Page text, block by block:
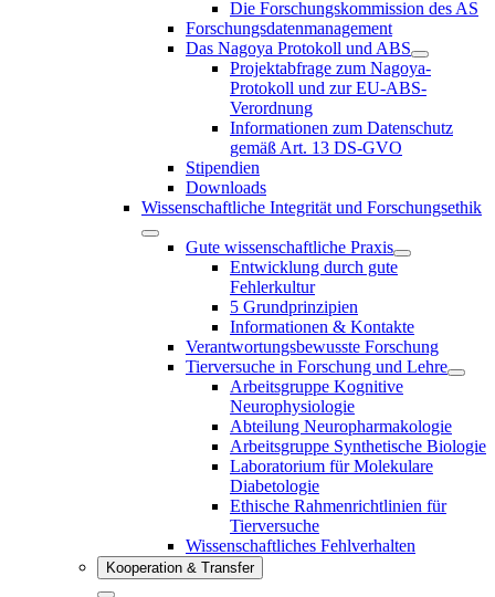
Die Forschungskommission des AS
Forschungsdatenmanagement
Das Nagoya Protokoll und ABS
Projektabfrage zum Nagoya-
Protokoll und zur EU-ABS-
Verordnung
Informationen zum Datenschutz
gemäß Art. 13 DS-GVO
Stipendien
Downloads
Wissenschaftliche Integrität und Forschungsethik
Gute wissenschaftliche Praxis
Entwicklung durch gute
Fehlerkultur
5 Grundprinzipien
Informationen & Kontakte
Verantwortungsbewusste Forschung
Tierversuche in Forschung und Lehre
Arbeitsgruppe Kognitive
Neurophysiologie
Abteilung Neuropharmakologie
Arbeitsgruppe Synthetische Biologie
Laboratorium für Molekulare
Diabetologie
Ethische Rahmenrichtlinien für
Tierversuche
Wissenschaftliches Fehlverhalten
Kooperation & Transfer